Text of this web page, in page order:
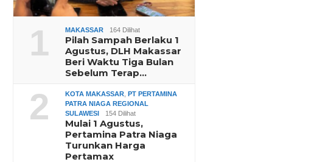
1 MAKASSAR 164 Dilihat
Pilah Sampah Berlaku 1
Agustus, DLH Makassar
Beri Waktu Tiga Bulan
Sebelum Terap…
2 KOTA MAKASSAR ,PT PERTAMINA
PATRA NIAGA REGIONAL
SULAWESI
154 Dilihat
Mulai 1 Agustus,
Pertamina Patra Niaga
Turunkan Harga
Pertamax